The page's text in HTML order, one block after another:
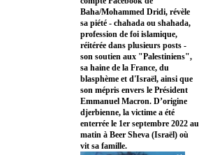
Baha/Mohammed Dridi, révèle
sa piété - chahada ou shahada,
profession de foi islamique,
réitérée dans plusieurs posts -
son soutien aux "Palestiniens",
sa haine de la France, du
blasphème et d'Israël, ainsi que
son mépris envers le Président
Emmanuel Macron. D’origine
djerbienne, la victime a été
enterrée le 1er septembre 2022 au
matin à Beer Sheva (Israël) où
vit sa famille.